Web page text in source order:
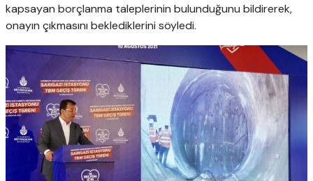
kapsayan borçlanma taleplerinin bulunduğunu bildirerek,
onayın çıkmasını beklediklerini söyledi.